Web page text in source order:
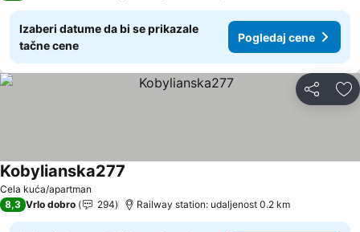
Izaberi datume da bi se prikazale
tačne cene
Pogledaj cene
Deli
Cela kuća/apartman
Kobylianska277
8,3 Vrlo dobro 294 Railway station: udaljenost 0.2 km